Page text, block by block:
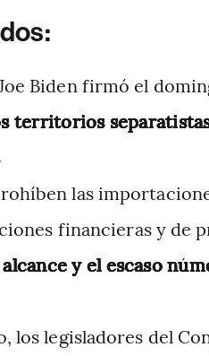
Biden firmó el
territorios
las
financieras y de
y el escaso
los legisladores del